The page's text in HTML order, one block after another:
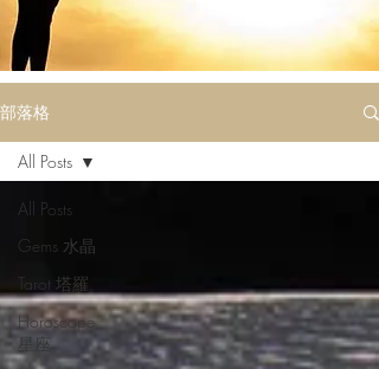
部落格
All Posts
Gems 水晶
Tarot 塔羅
Horoscope
星座
All Posts